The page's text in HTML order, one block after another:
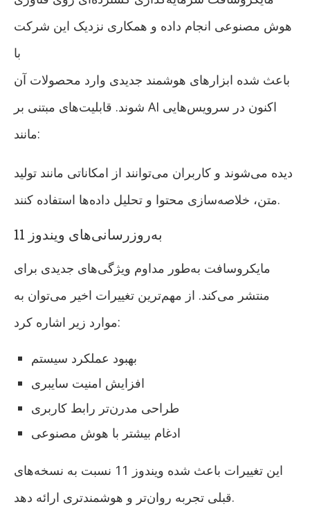
هوش مصنوعی انجام داده و همکاری نزدیک این شرکت
با
باعث شده ابزارهای هوشمند جدیدی وارد محصولات آن
شوند. قابلیت‌های مبتنی بر AI اکنون در سرویس‌هایی
مانند:
دیده می‌شوند و کاربران می‌توانند از امکاناتی مانند تولید
متن، خلاصه‌سازی محتوا و تحلیل داده‌ها استفاده کنند.
به‌روزرسانی‌های ویندوز 11
مایکروسافت به‌طور مداوم ویژگی‌های جدیدی برای
منتشر می‌کند. از مهم‌ترین تغییرات اخیر می‌توان به
موارد زیر اشاره کرد:
بهبود عملکرد سیستم
افزایش امنیت سایبری
طراحی مدرن‌تر رابط کاربری
ادغام بیشتر با هوش مصنوعی
این تغییرات باعث شده ویندوز 11 نسبت به نسخه‌های
قبلی تجربه روان‌تر و هوشمندتری ارائه دهد.